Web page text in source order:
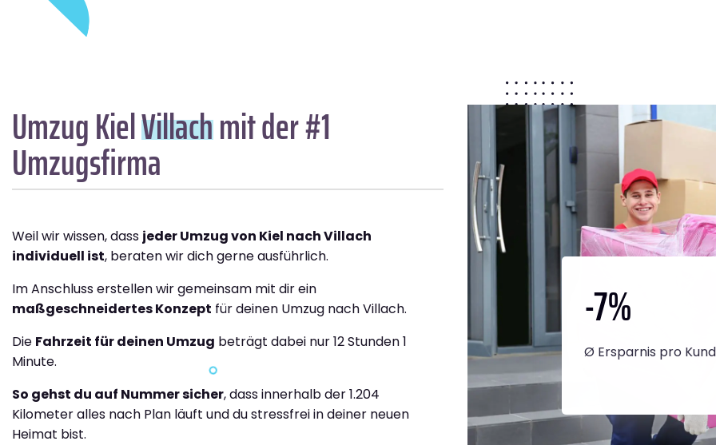
Umzug KielVillachmit der #1
Umzugsfirma
Weil wir wissen, dass jeder Umzug von Kiel nach Villach
individuell ist, beraten wir dich gerne ausführlich.
Im Anschluss erstellen wir gemeinsam mit dir ein
maßgeschneidertes Konzept für deinen Umzug nach Villach.
Die Fahrzeit für deinen Umzug beträgt dabei nur 12 Stunden 1
Minute.
So gehst du auf Nummer sicher, dass innerhalb der 1.204
Kilometer alles nach Plan läuft und du stressfrei in deiner neuen
Heimat bist.
-7%
Ø Ersparnis pro